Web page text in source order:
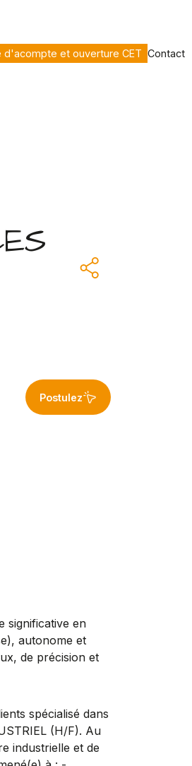
d'acompte et ouverture CET Contact
Postulez
significative en
autonome et
de précision et
spécialisé dans
(H/F). Au
industrielle et de